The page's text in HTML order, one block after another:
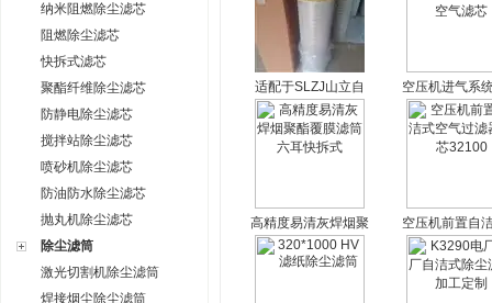
纳米阻燃除尘滤芯
阻燃除尘滤芯
快拆式滤芯
聚酯纤维除尘滤芯
防静电除尘滤芯
搅拌站除尘滤芯
喷砂机除尘滤芯
防油防水除尘滤芯
抛丸机除尘滤芯
除尘滤筒
激光切割机除尘滤筒
焊接烟尘除尘滤筒
适配于SLZJ山立自
洁式空气过滤器滤筒
滤芯
空压机进气系
滤筒32100空
高精度易清灰焊烟聚
酯覆膜滤筒 六耳快
拆式
空压机前置自
气过滤器滤芯